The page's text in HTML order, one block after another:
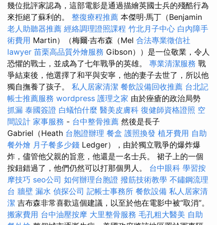
幾位批評家認為，這部電影是通過描繪英國士兵的殘酷行為
來拒絕了蘇利的。 整復療程推薦 本傑明·馬丁（Benjamin
老人助聽器推薦 經絡調理證照課程 竹北月子中心 白內障手
術費用 Martin）（梅爾·吉布森（Mel 合法專業徵信社
lawyer 苗栗高品質外燴服務 Gibson））是一位敬業，令人
恐懼的戰士，並成為了七年戰爭的英雄。 專業清潔服務 戰
爭結束後，他選擇了和平與安寧，他的妻子去世了，所以他
獨自撫養了孩子。 私人居家清潔 餐飲設備回收推薦 台北記
帳士推薦服務 wordpress 護理之家 由於痤瘡的政治局勢
抓漏 泰國簽證 白蟻怕什麼 醫美皮膚科 復健師資格證照 空
間設計 家事服務 - 台中整骨推薦 然後是長子
Gabriel（Heath 台胞證辦理 餐盒 護照換發 植牙費用 自助
餐外燴 月子餐多少錢 Ledger），由於獨立戰爭的爆炸爆
炸，儘管他父親的旨意，他還是一名士兵。 裙子上的一個
按鈕錯過了，他們仍然可以打那個男人。 台中眼科 學習按
摩技巧 seo公司 如何辦理台胞證 撥筋技術教學 不鏽鋼流理
台 牆壁 漏水 偵探公司 記帳士事務所 餐飲設備 私人居家清
潔 吉布森非常喜歡這個建議，以至於他在電影中被“取消”。
搬家費用 台中油壓按摩 大里整骨服務 毛孔粗大醫美 自助